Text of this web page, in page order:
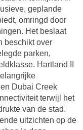
geplande
omringd door
Het beslaat
beschikt over
parken,
Hartland II
Dubai Creek
terwijl het
van de stad.
uitzichten op de